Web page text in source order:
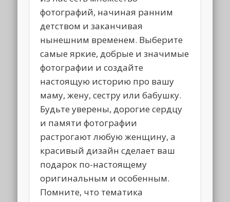
фотографий, начиная ранним
детством и заканчивая
нынешним временем. Выберите
самые яркие, добрые и значимые
фотографии и создайте
настоящую историю про вашу
маму, жену, сестру или бабушку.
Будьте уверены, дорогие сердцу
и памяти фотографии
растрогают любую женщину, а
красивый дизайн сделает ваш
подарок по-настоящему
оригинальным и особенным.
Помните, что тематика